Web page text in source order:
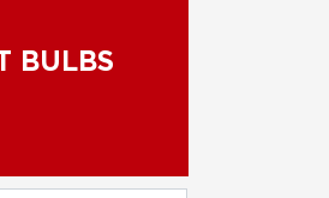
BULBS